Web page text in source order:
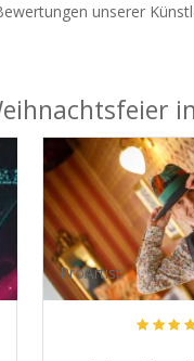
unserer
ProArtist